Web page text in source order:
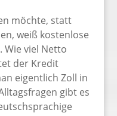
möchte, statt
weiß kostenlose
Wie viel Netto
der Kredit
eigentlich Zoll in
gibt es